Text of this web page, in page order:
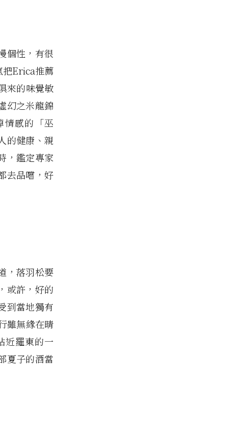
個性，有很
把Erica推薦
來的味覺敏
幻之米龍錦
情感的「巫
的健康、親
，鑑定專家
去品嚐，好
，落羽松要
或許，好的
到當地獨有
雖無緣在晴
近羅東的一
夏子的酒當